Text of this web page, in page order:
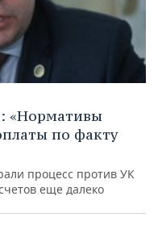
«Нормативы
по факту
процесс против УК
еще далеко